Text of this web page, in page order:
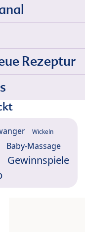
Rezeptur
Wickeln
Baby-Massage
Gewinnspiele